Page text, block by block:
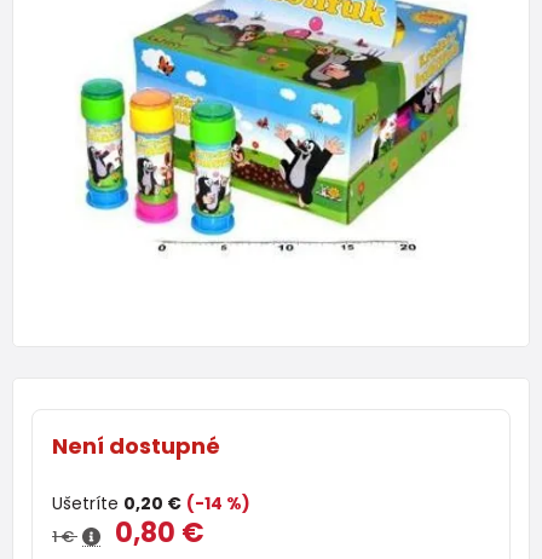
Není dostupné
Ušetríte 0,20 € (-14 %)
1 € 0,80 €